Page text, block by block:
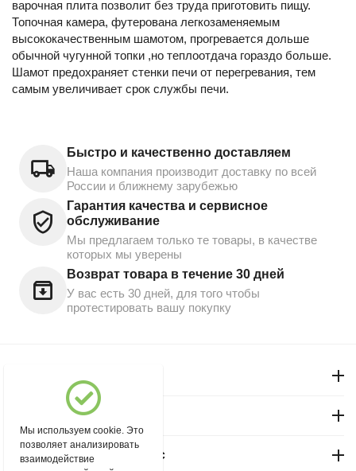
варочная плита позволит без труда приготовить пищу.
Топочная камера, футерована легкозаменяемым
высококачественным шамотом, прогревается дольше
обычной чугунной топки ,но теплоотдача гораздо больше.
Шамот предохраняет стенки печи от перегревания, тем
самым увеличивает срок службы печи.
Быстро и качественно доставляем
Наша компания производит доставку по всей
России и ближнему зарубежью
Гарантия качества и сервисное
обслуживание
Мы предлагаем только те товары, в качестве
которых мы уверены
Возврат товара в течение 30 дней
У вас есть 30 дней, для того чтобы
протестировать вашу покупку
Магазин "Северный"
Покупательский сервис
Мы используем cookie. Это
позволяет анализировать
взаимодействие